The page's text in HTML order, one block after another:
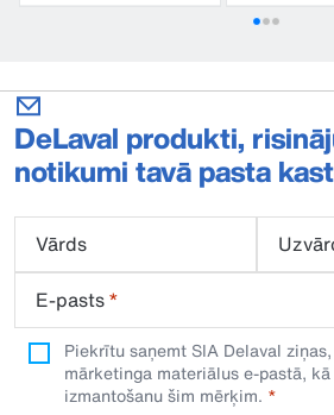
DeLaval produkti,
notikumi tavā pasta
Vārds
E-pasts*
Piekrītu saņemt SIA Delaval
mārketinga materiālus e-pastā,
izmantošanu šim mērķim.